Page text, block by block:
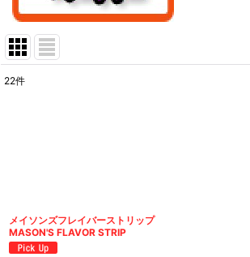
22件
メイソンズフレイバーストリップ
MASON'S FLAVOR STRIP